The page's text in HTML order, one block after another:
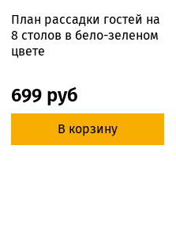
План рассадки гостей на
8 столов в бело-зеленом
цвете
699 руб
В корзину